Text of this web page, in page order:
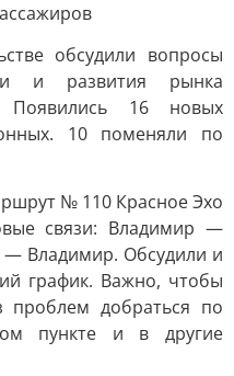
обсудили вопросы
и развития рынка
Появились 16 новых
10 поменяли по
№ 110 Красное Эхо
связи: Владимир —
Владимир. Обсудили и
график. Важно, чтобы
проблем добраться по
пункте и в другие